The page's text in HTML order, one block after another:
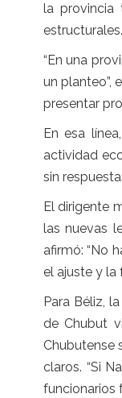
la provincia
estructurales.
“En una
un planteo”,
presentar
En esa
actividad
sin
El dirigente
las nuevas
afirmó: “No
el ajuste y la
Para Béliz,
de Chubut
Chubutense
claros. “Si
funcionarios